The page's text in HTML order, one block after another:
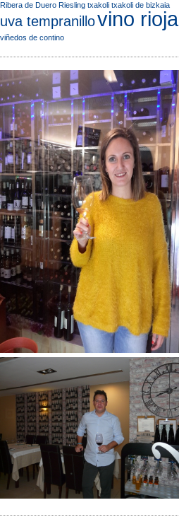
Ribera de Duero Riesling txakoli txakoli de bizkaia
uva tempranillovino rioja
viñedos de contino